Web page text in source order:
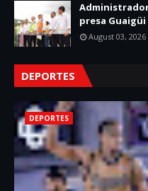
Administrador
presa Guaigüi
August 03, 2026
DEPORTES
DEPORTES